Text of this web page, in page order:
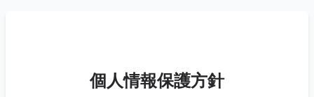
個人情報保護方針